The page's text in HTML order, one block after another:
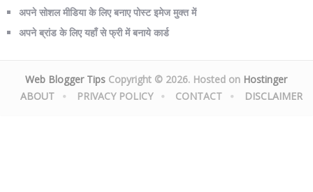
अपने सोशल मीडिया के लिए बनाए पोस्ट इमेज मुक्त में
अपने ब्रांड के लिए यहाँ से फ्री में बनाये कार्ड
Web Blogger Tips Copyright © 2026. Hosted on Hostinger
ABOUT
PRIVACY POLICY CONTACT DISCLAIMER